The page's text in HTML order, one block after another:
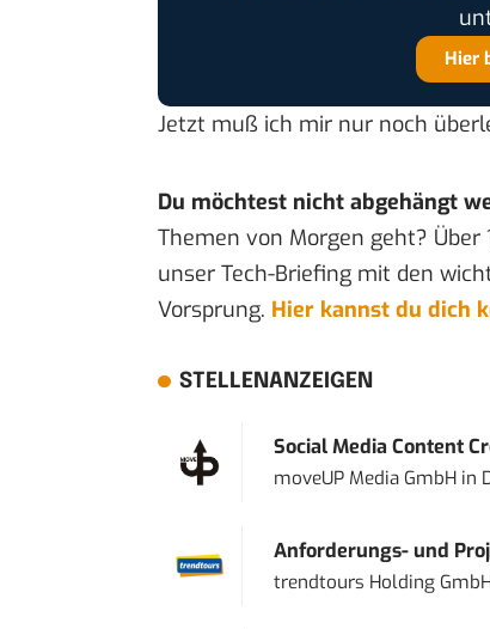
Hier
Jetzt muß ich mir nur noch
Du möchtest nicht abgehängt
Themen von Morgen geht? Über
unser Tech-Briefing mit den
Vorsprung. Hier kannst du dich
STELLENANZEIGEN
Social Media Content
moveUP Media GmbHin
Anforderungs- und
trendtours Holding